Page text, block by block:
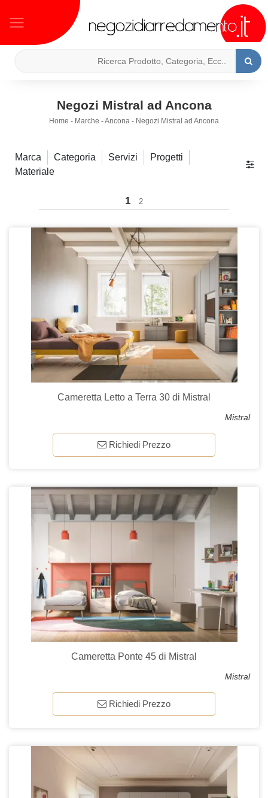
Negozi Mistral ad Ancona
Home - Marche -Ancona - Negozi Mistral ad Ancona
Marca Categoria Servizi
Progetti
Materiale
1 2
Cameretta Letto a Terra 30 di Mistral
Mistral
Richiedi Prezzo
Cameretta Ponte 45 di Mistral
Mistral
Richiedi Prezzo